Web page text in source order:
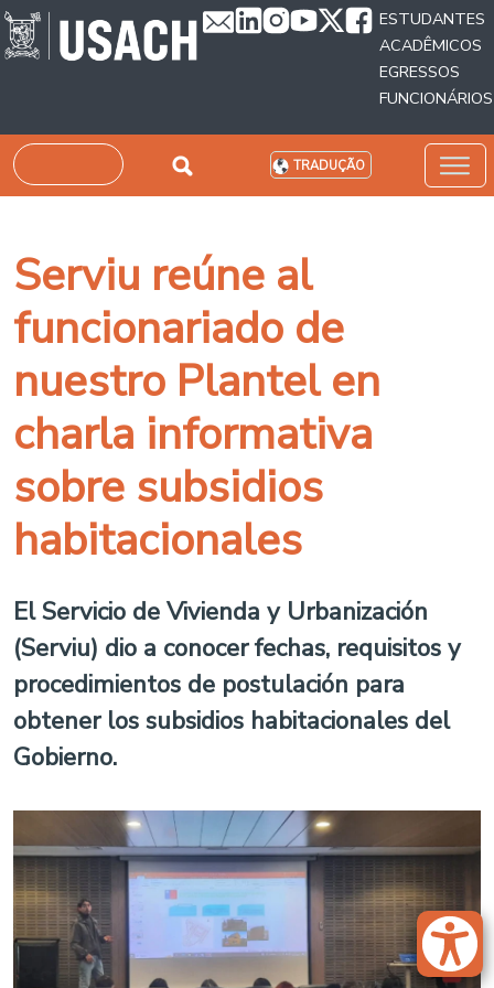
Passar para o conteúdo principal
ESTUDANTES
ACADÊMICOS
EGRESSOS
FUNCIONÁRIOS
Pesquisar TRADUÇÃO
Serviu reúne al
funcionariado de
nuestro Plantel en
charla informativa
sobre subsidios
habitacionales
El Servicio de Vivienda y Urbanización
(Serviu) dio a conocer fechas, requisitos y
procedimientos de postulación para
obtener los subsidios habitacionales del
Gobierno.